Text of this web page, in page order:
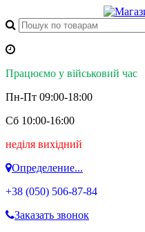
Працюємо у військовий час
Пн-Пт 09:00-18:00
Сб 10:00-16:00
неділя вихідний
Определение...
+38 (050) 506-87-84
Заказать звонок